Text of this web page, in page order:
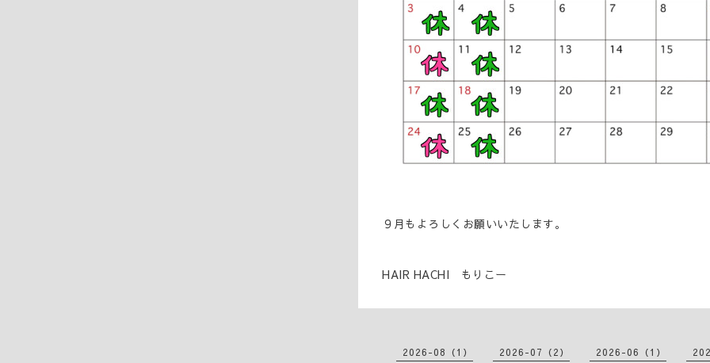
９月もよろしくお願いいたします。
HAIR HACHI もりこー
2026-08（1） 2026-07（2） 2026-06（1）